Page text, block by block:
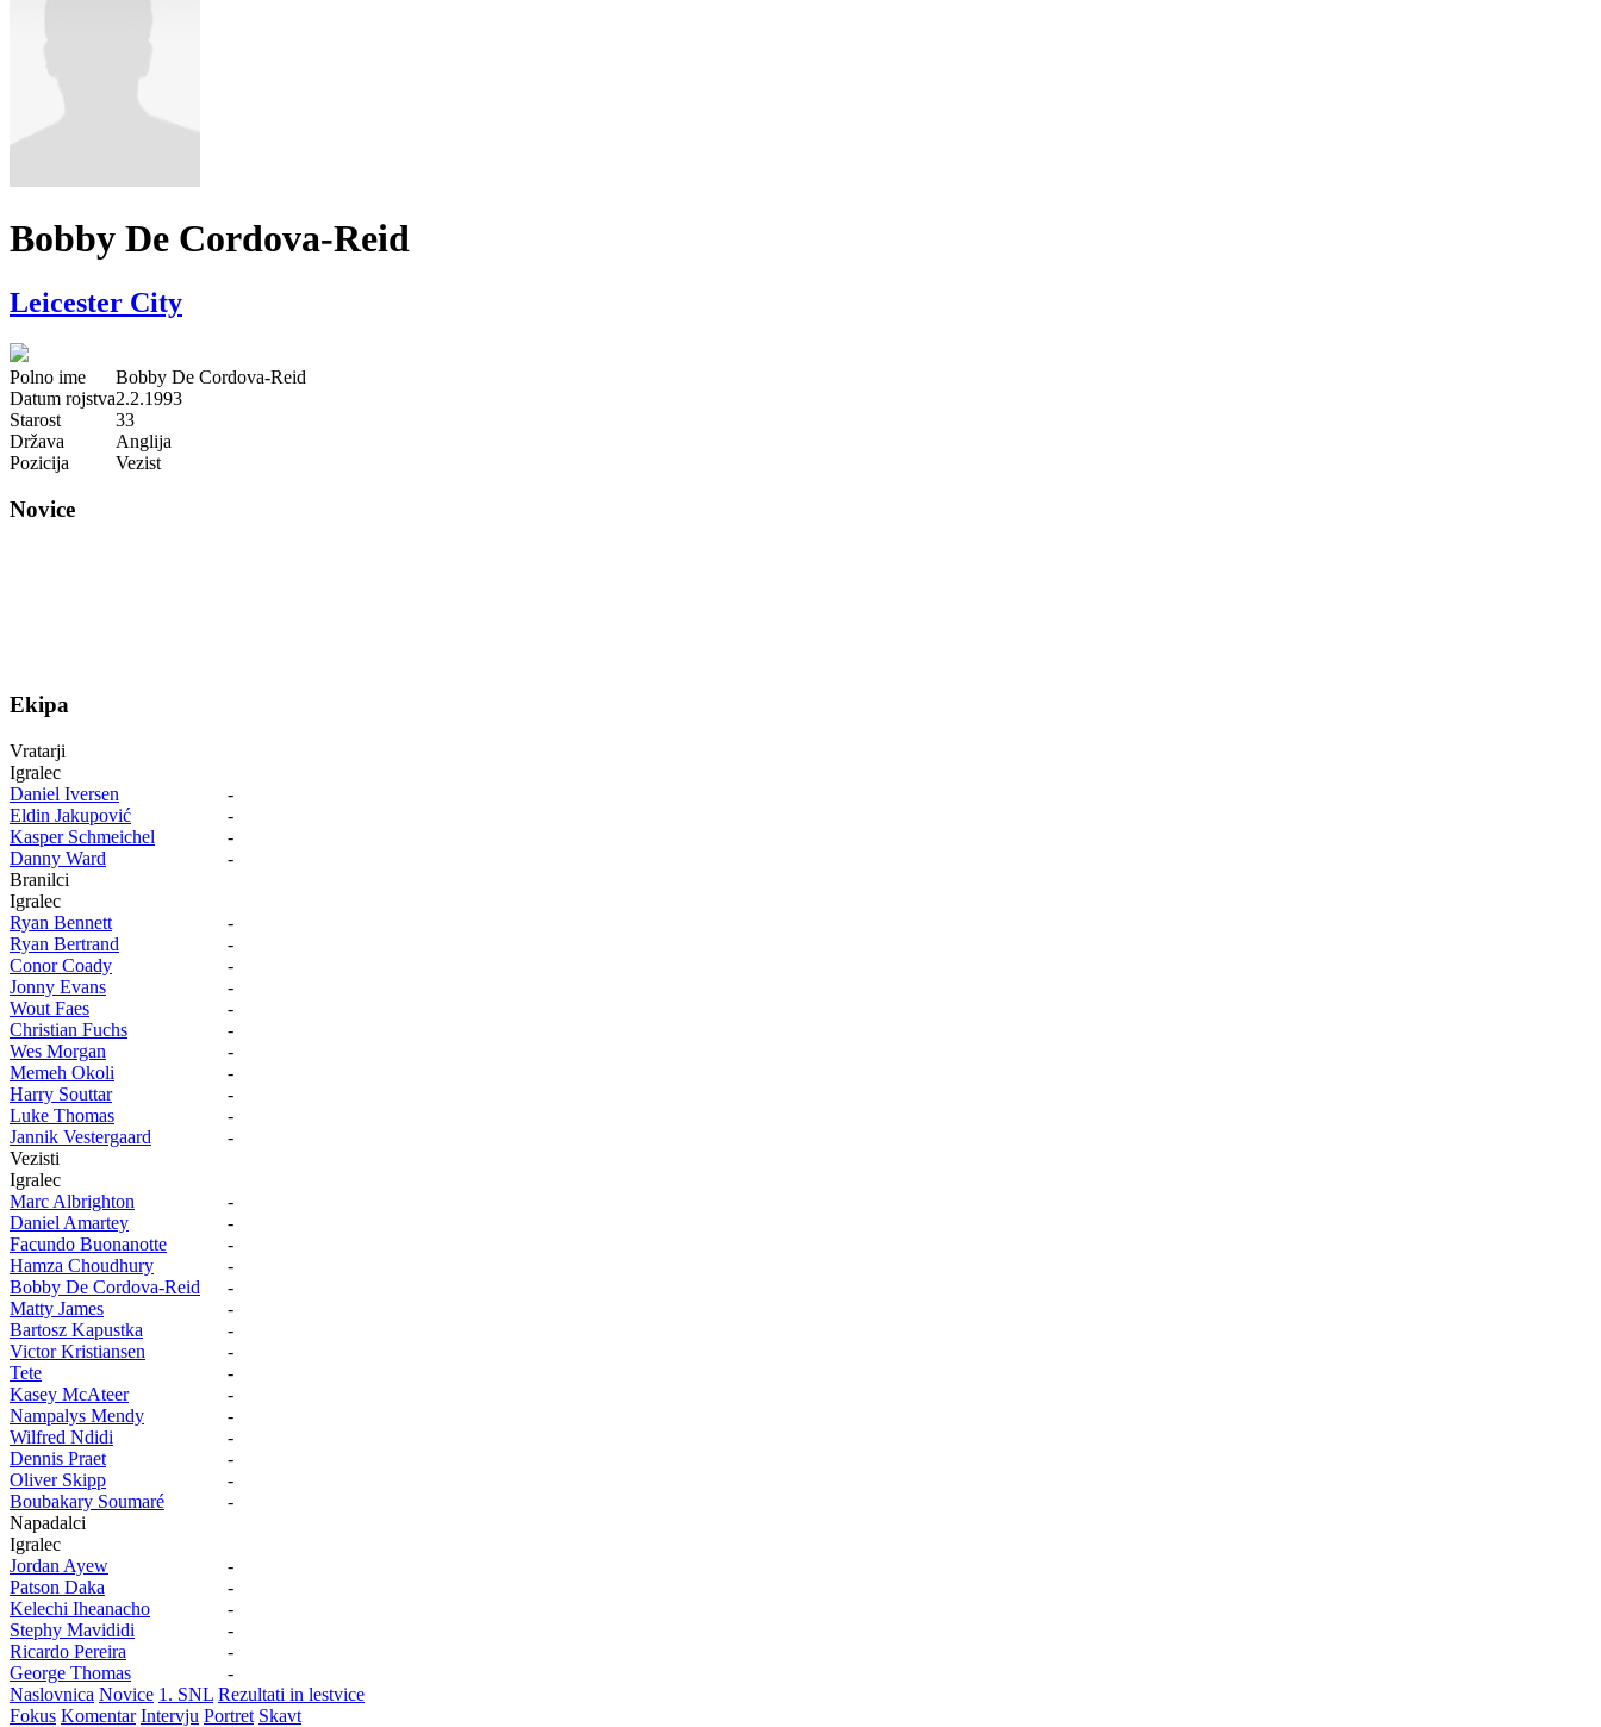
Bobby De Cordova-Reid
Leicester City
Polno ime
Bobby De Cordova-Reid
Datum rojstva2.2.1993
Starost
33
Država
Anglija
Pozicija
Vezist
Novice
Ekipa
Vratarji
Igralec
Daniel Iversen
-
Eldin Jakupović
-
Kasper Schmeichel
-
Danny Ward
-
Branilci
Igralec
Ryan Bennett
-
Ryan Bertrand
-
Conor Coady
-
Jonny Evans
-
Wout Faes
-
Christian Fuchs
-
Wes Morgan
-
Memeh Okoli
-
Harry Souttar
-
Luke Thomas
-
Jannik Vestergaard
-
Vezisti
Igralec
Marc Albrighton
-
Daniel Amartey
-
Facundo Buonanotte
-
Hamza Choudhury
-
Bobby De Cordova-Reid
-
Matty James
-
Bartosz Kapustka
-
Victor Kristiansen
-
Tete
-
Kasey McAteer
-
Nampalys Mendy
-
Wilfred Ndidi
-
Dennis Praet
-
Oliver Skipp
-
Boubakary Soumaré
-
Napadalci
Igralec
Jordan Ayew
-
Patson Daka
-
Kelechi Iheanacho
-
Stephy Mavididi
-
Ricardo Pereira
-
George Thomas
-
Naslovnica Novice 1. SNL Rezultati in lestvice
Fokus Komentar Intervju Portret Skavt